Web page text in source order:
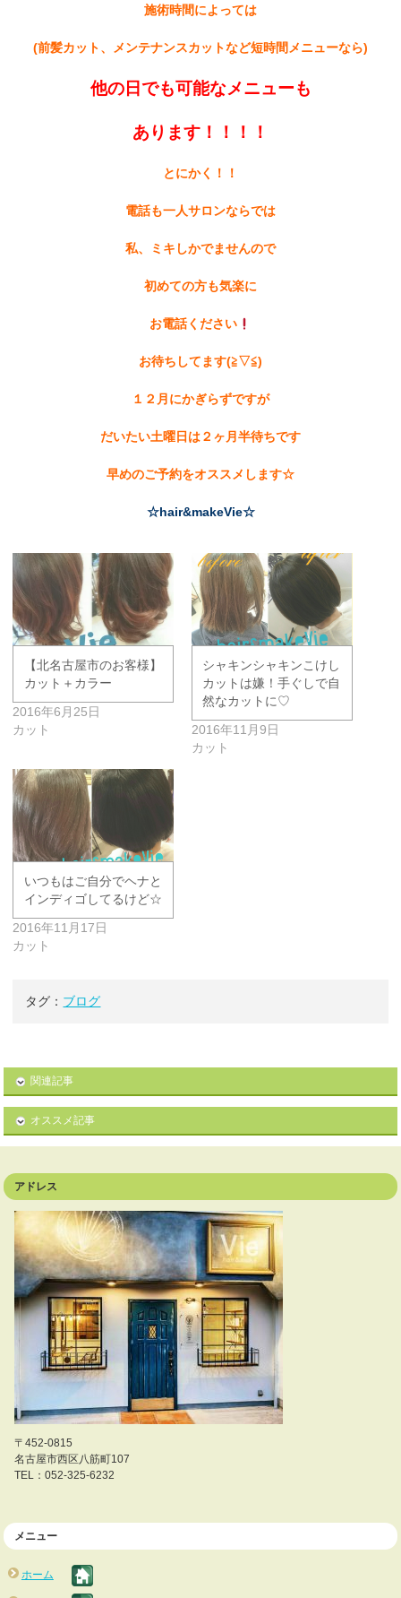
施術時間によっては
(前髪カット、メンテナンスカットなど短時間メニューなら)
他の日でも可能なメニューも
あります ！！！！
とにかく！！
電話も一人サロンならでは
私、ミキしかでませんので
初めての方も気楽に
お電話ください
お待ちしてます(≧▽≦)
１２月にかぎらずですが
だいたい土曜日は２ヶ月半待ちです
早めのご予約をオススメします☆
☆hair&makeVie☆
【北名古屋市のお客様】
カット＋カラー
2016年6月25日
カット
シャキンシャキンこけし
カットは嫌！手ぐしで自
然なカットに♡
2016年11月9日
カット
いつもはご自分でヘナと
インディゴしてるけど☆
2016年11月17日
カット
タグ： ブログ
関連記事
オススメ記事
アドレス
〒452-0815
名古屋市西区八筋町107
TEL：052-325-6232
メニュー
ホーム